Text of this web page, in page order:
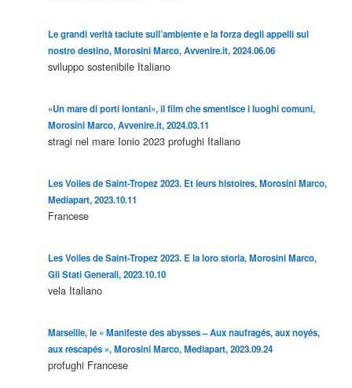
Le grandi verità taciute sull’ambiente e la forza degli appelli sul
nostro destino, Morosini Marco, Avvenire.it, 2024.06.06
sviluppo sostenibile Italiano
«Un mare di porti lontani», il film che smentisce i luoghi comuni,
Morosini Marco, Avvenire.it, 2024.03.11
stragi nel mare Ionio 2023 profughi Italiano
Les Voiles de Saint-Tropez 2023. Et leurs histoires, Morosini Marco,
Mediapart, 2023.10.11
Francese
Les Voiles de Saint-Tropez 2023. E la loro storia, Morosini Marco,
Gli Stati Generali, 2023.10.10
vela Italiano
Marseille, le « Manifeste des abysses – Aux naufragés, aux noyés,
aux rescapés », Morosini Marco, Mediapart, 2023.09.24
profughi Francese